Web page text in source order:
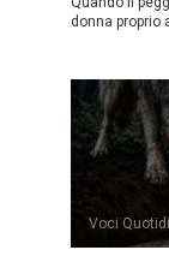
donna proprio
Voci